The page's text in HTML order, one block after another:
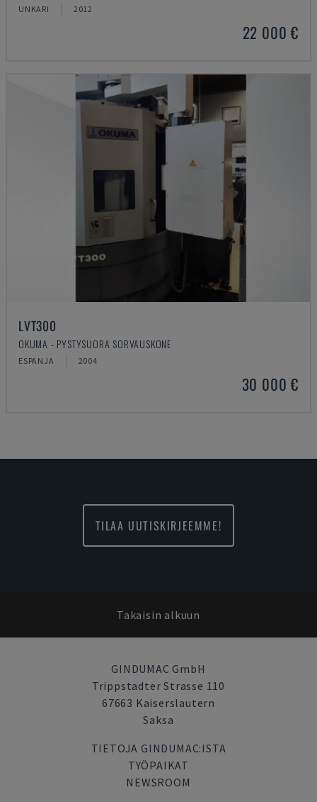
UNKARI 2012
22 000 €
LVT300
OKUMA - PYSTYSUORA SORVAUSKONE
ESPANJA 2004
30 000 €
TILAA UUTISKIRJEEMME!
Takaisin alkuun
GINDUMAC GmbH
Trippstadter Strasse 110
67663 Kaiserslautern
Saksa
TIETOJA GINDUMAC:ISTA
TYÖPAIKAT
NEWSROOM